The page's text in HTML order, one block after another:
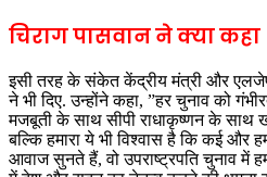
चिराग पासवान ने क्या कहा
इसी तरह के संकेत केंद्रीय मंत्री और
ने भी दिए. उन्होंने कहा, ”हर चुनाव को
मजबूती के साथ सीपी राधाकृष्णन के साथ
बल्कि हमारा ये भी विश्वास है कि कई और
आवाज सुनते हैं, वो उपराष्ट्रपति चुनाव में